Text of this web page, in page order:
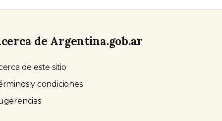
de Argentina.gob.ar
de este sitio
y condiciones